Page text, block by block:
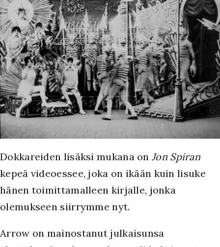
Dokkareiden lisäksi mukana onJon Spiran
kepeä videoessee, joka on ikään kuin lisuke
hänen toimittamalleen kirjalle, jonka
olemukseen siirrymme nyt.
Arrow on mainostanut julkaisunsa